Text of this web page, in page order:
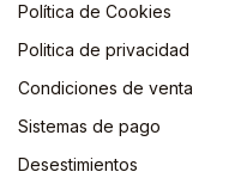
Política de Cookies
Politica de privacidad
Condiciones de venta
Sistemas de pago
Desestimientos